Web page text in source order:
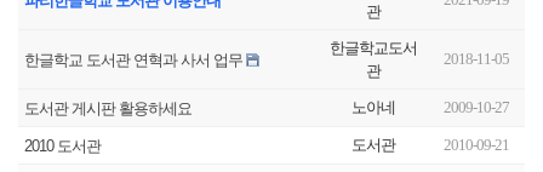
관
한글학교 도서관 연혁과 사서 업무
한글학교도서
관
2018-11-05
도서관 게시판 활용하세요 노아네 2009-10-27
2010 도서관 도서관 2010-09-21